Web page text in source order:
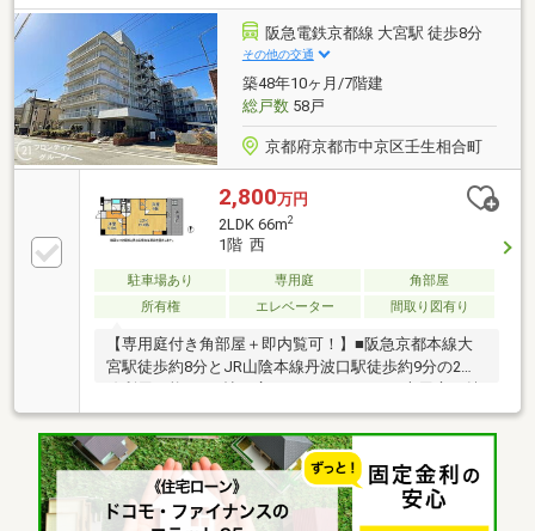
阪急電鉄京都線 大宮駅 徒歩8分
その他の交通
築48年10ヶ月/7階建
総戸数58戸
京都府京都市中京区壬生相合町
2,800万円
2LDK 66m2
1階 西
駐車場あり 専用庭
角部屋
所有権
エレベーター 間取り図有り
【専用庭付き角部屋＋即内覧可！】■阪急京都本線大
宮駅徒歩約8分とJR山陰本線丹波口駅徒歩約9分の2沿
線利用可能■15.9帖の広々LDKと20.40m2の専用庭が魅
力の1階住戸■各室収納完備